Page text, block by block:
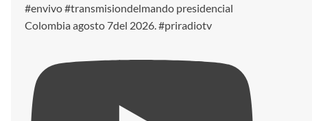
#envivo #transmisiondelmando presidencial
Colombia agosto 7del 2026. #priradiotv